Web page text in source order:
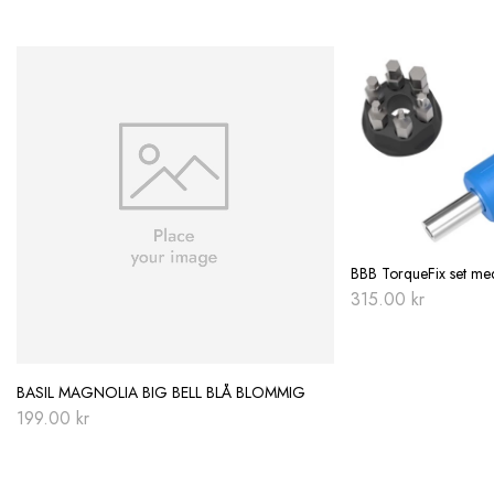
BASIL MAGNOLIA BIG BELL BLÅ BLOMMIG
199.00 kr
BBB TorqueFix set
315.00 kr